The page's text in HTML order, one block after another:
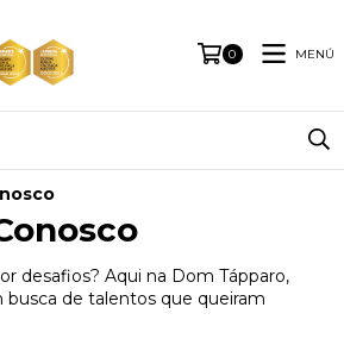
0 MENÚ
desafios? Aqui na Dom Tápparo,
de talentos que queiram